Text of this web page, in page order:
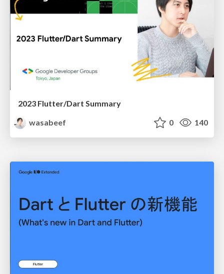
2023 Flutter/Dart Summary
wasabeef
0 140